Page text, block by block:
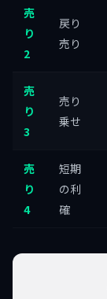
売
り
2
戻り
売り
売
り
3
売り
乗せ
売
り
4
短期
の利
確